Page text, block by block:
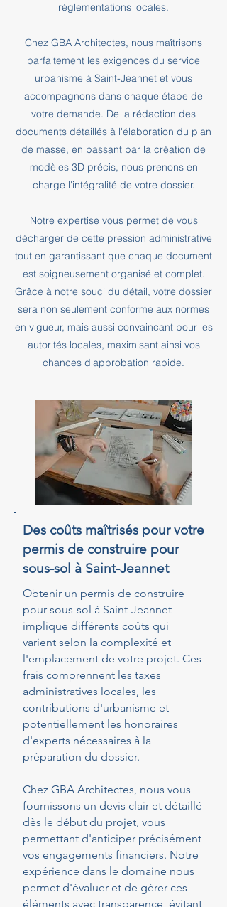
réglementations locales.
Chez GBA Architectes, nous maîtrisons
parfaitement les exigences du service
urbanisme à Saint-Jeannet et vous
accompagnons dans chaque étape de
votre demande. De la rédaction des
documents détaillés à l'élaboration du plan
de masse, en passant par la création de
modèles 3D précis, nous prenons en
charge l'intégralité de votre dossier.
Notre expertise vous permet de vous
décharger de cette pression administrative
tout en garantissant que chaque document
est soigneusement organisé et complet.
Grâce à notre souci du détail, votre dossier
sera non seulement conforme aux normes
en vigueur, mais aussi convaincant pour les
autorités locales, maximisant ainsi vos
chances d'approbation rapide.
Des coûts maîtrisés pour votre
permis de construire pour
sous-sol à Saint-Jeannet
Obtenir un permis de construire
pour sous-sol à Saint-Jeannet
implique différents coûts qui
varient selon la complexité et
l'emplacement de votre projet. Ces
frais comprennent les taxes
administratives locales, les
contributions d'urbanisme et
potentiellement les honoraires
d'experts nécessaires à la
préparation du dossier.
Chez GBA Architectes, nous vous
fournissons un devis clair et détaillé
dès le début du projet, vous
permettant d'anticiper précisément
vos engagements financiers. Notre
expérience dans le domaine nous
permet d'évaluer et de gérer ces
éléments avec transparence, évitant